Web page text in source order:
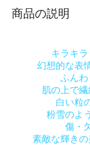
商品の説明
キラキ
幻想的な表
ふん
肌の上で
白い粒
粉雪のよ
傷・
素敵な輝きの